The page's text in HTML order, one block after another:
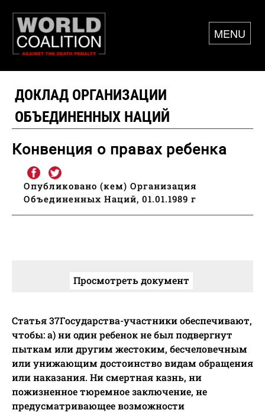
MENU
ДОКЛАД ОРГАНИЗАЦИИ
ОБЪЕДИНЕННЫХ НАЦИЙ
Конвенция о правах ребенка
Опубликовано (кем) Организация
Объединенных Наций, 01.01.1989 г
Просмотреть документ
Статья 37Государства-участники обеспечивают,
чтобы: a) ни один ребенок не был подвергнут
пыткам или другим жестоким, бесчеловечным
или унижающим достоинство видам обращения
или наказания. Ни смертная казнь, ни
пожизненное тюремное заключение, не
предусматривающее возможности